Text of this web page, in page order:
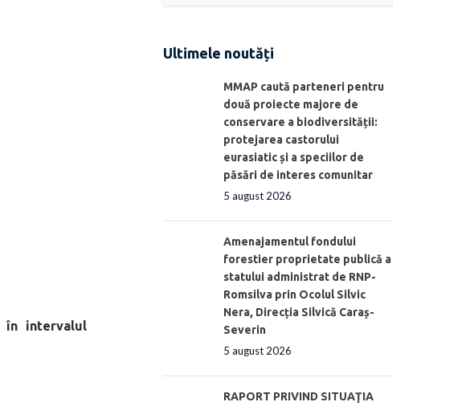
în intervalul
Ultimele noutăți
MMAP caută parteneri pentru
două proiecte majore de
conservare a biodiversității:
protejarea castorului
eurasiatic și a speciilor de
păsări de interes comunitar
5 august 2026
Amenajamentul fondului
forestier proprietate publică a
statului administrat de RNP-
Romsilva prin Ocolul Silvic
Nera, Direcția Silvică Caraș-
Severin
5 august 2026
RAPORT PRIVIND SITUAŢIA